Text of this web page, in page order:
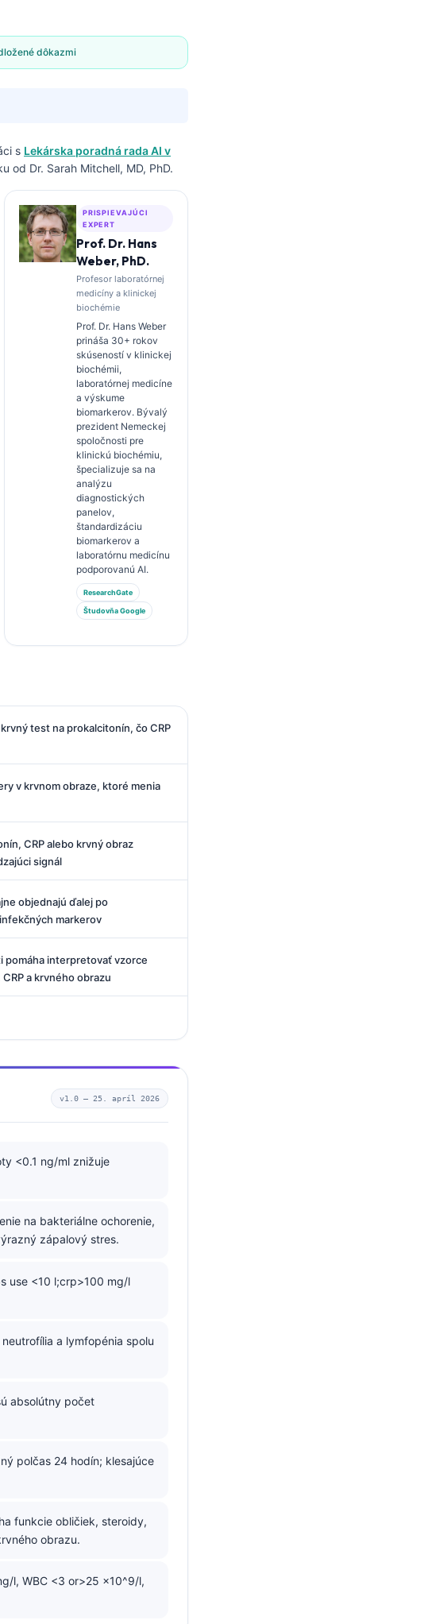
dôkazmi
s Lekárska poradná rada AI v
od Dr. Sarah Mitchell, MD, PhD.
PRISPIEVAJÚCI
EXPERT
Prof. Dr. Hans
Weber, PhD.
Profesor laboratórnej
medicíny a klinickej
biochémie
Prof. Dr. Hans Weber
prináša 30+ rokov
skúseností v klinickej
biochémii,
laboratórnej medicíne
a výskume
biomarkerov. Bývalý
prezident Nemeckej
spoločnosti pre
klinickú biochémiu,
špecializuje sa na
analýzu
diagnostických
panelov,
štandardizáciu
biomarkerov a
laboratórnu medicínu
podporovanú AI.
ResearchGate
Študovňa Google
test na prokalcitonín, čo CRP
v krvnom obraze, ktoré menia
CRP alebo krvný obraz
signál
objednajú ďalej po
markerov
pomáha interpretovať vzorce
a krvného obrazu
v1.0 — 25. apríl 2026
<0.1 ng/ml znižuje
na bakteriálne ochorenie,
zápalový stres.
use <10 l;crp>100 mg/l
a lymfopénia spolu
absolútny počet
polčas 24 hodín; klesajúce
funkcie obličiek, steroidy,
obrazu.
l, WBC <3 or>25 ×10^9/l,